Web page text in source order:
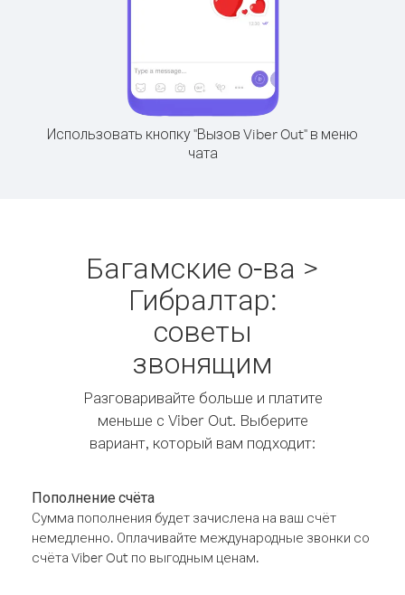
Использовать кнопку "Вызов Viber Out" в меню
чата
Багамские о-ва >
Гибралтар:
советы
звонящим
Разговаривайте больше и платите
меньше с Viber Out. Выберите
вариант, который вам подходит:
Пополнение счёта
Сумма пополнения будет зачислена на ваш счёт
немедленно. Оплачивайте международные звонки со
счёта Viber Out по выгодным ценам.